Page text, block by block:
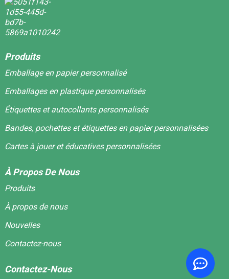
Produits
Emballage en papier personnalisé
Emballages en plastique personnalisés
Étiquettes et autocollants personnalisés
Bandes, pochettes et étiquettes en papier personnalisées
Cartes à jouer et éducatives personnalisées
À Propos De Nous
Produits
À propos de nous
Nouvelles
Contactez-nous
Contactez-Nous